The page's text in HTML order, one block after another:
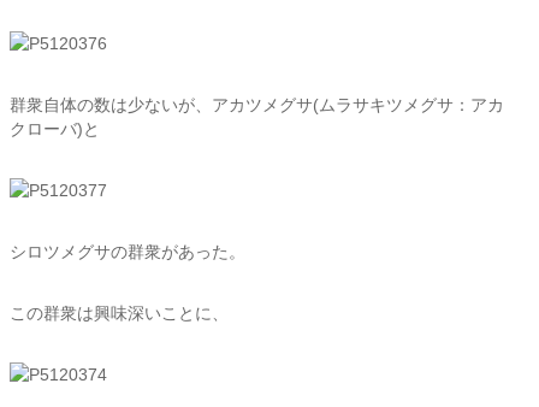
群衆自体の数は少ないが、アカツメグサ(ムラサキツメグサ：アカ
クローバ)と
シロツメグサの群衆があった。
この群衆は興味深いことに、